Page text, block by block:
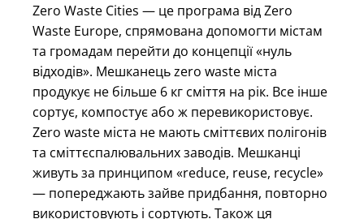
Zero Waste Cities — це програма від Zero
Waste Europe, спрямована допомогти містам
та громадам перейти до концепції «нуль
відходів». Мешканець zero waste міста
продукує не більше 6 кг сміття на рік. Все інше
сортує, компостує або ж перевикористовує.
Zero waste міста не мають сміттєвих полігонів
та сміттєспалювальних заводів. Мешканці
живуть за принципом «reduce, reuse, recycle»
— попереджають зайве придбання, повторно
використовують і сортують. Також ця